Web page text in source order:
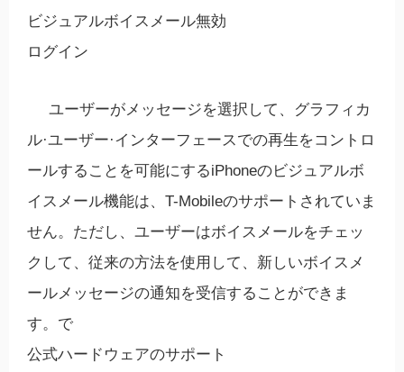
ビジュアルボイスメール無効
ログイン
ユーザーがメッセージを選択して、グラフィカ
ル·ユーザー·インターフェースでの再生をコントロ
ールすることを可能にするiPhoneのビジュアルボ
イスメール機能は、T-Mobileのサポートされていま
せん。ただし、ユーザーはボイスメールをチェッ
クして、従来の方法を使用して、新しいボイスメ
ールメッセージの通知を受信することができま
す。で
公式ハードウェアのサポート